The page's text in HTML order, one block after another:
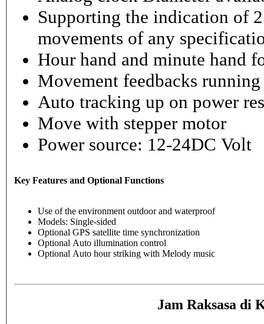
Supporting the indication of
movements of any
Hour hand and minute hand
Movement feedbacks
Auto tracking up on power
Move with stepper motor
Power source: 12-24DC Volt
Key Features and Optional Functions
Use of the environment outdoor and waterproof
Models: Single-sided
Optional GPS satellite time synchronization
Optional Auto illumination control
Optional Auto hour striking with Melody music
Jam Raksasa di